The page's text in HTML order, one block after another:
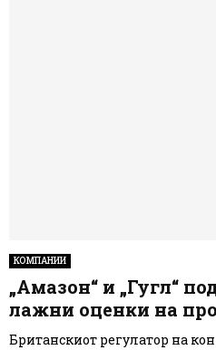
КОМПАНИИ
„Амазон“ и „Гугл“
лажни оценки на
Британскиот регулатор на